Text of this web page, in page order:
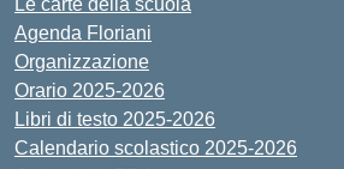
Le carte della scuola
Agenda Floriani
Organizzazione
Orario 2025-2026
Libri di testo 2025-2026
Calendario scolastico 2025-2026